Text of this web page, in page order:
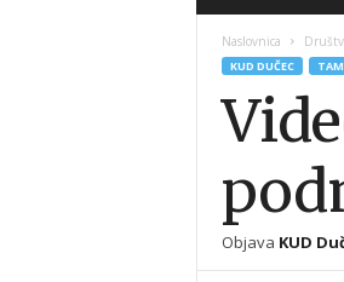
A
Naslovnica
KUD DUČEC
Objava KUD